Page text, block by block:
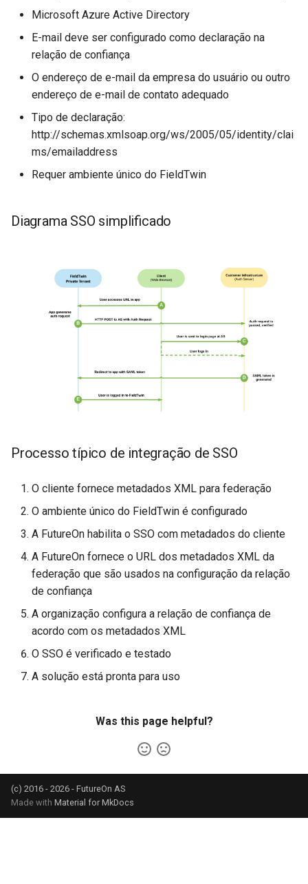
Microsoft Azure Active Directory
E-mail deve ser configurado como declaração na
relação de confiança
O endereço de e-mail da empresa do usuário ou outro
endereço de e-mail de contato adequado
Tipo de declaração:
http://schemas.xmlsoap.org/ws/2005/05/identity/clai
ms/emailaddress
Requer ambiente único do FieldTwin
Diagrama SSO simplificado
Processo típico de integração de SSO
O cliente fornece metadados XML para federação
O ambiente único do FieldTwin é configurado
A FutureOn habilita o SSO com metadados do cliente
A FutureOn fornece o URL dos metadados XML da
federação que são usados na configuração da relação
de confiança
A organização configura a relação de confiança de
acordo com os metadados XML
O SSO é verificado e testado
A solução está pronta para uso
Was this page helpful?
(c) 2016 - 2026 - FutureOn AS
Made with Material for MkDocs